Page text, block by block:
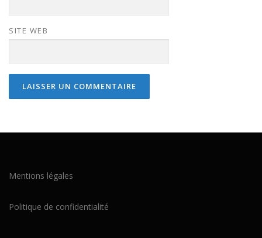
SITE WEB
Mentions légales
Politique de confidentialité